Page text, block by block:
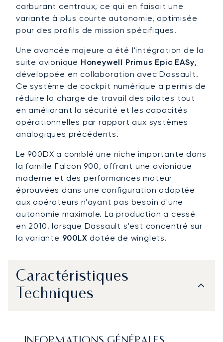
carburant centraux, ce qui en faisait une
variante à plus courte autonomie, optimisée
pour des profils de mission spécifiques.
Une avancée majeure a été l'intégration de la
suite avionique Honeywell Primus Epic EASy,
développée en collaboration avec Dassault.
Ce système de cockpit numérique a permis de
réduire la charge de travail des pilotes tout
en améliorant la sécurité et les capacités
opérationnelles par rapport aux systèmes
analogiques précédents.
Le 900DX a comblé une niche importante dans
la famille Falcon 900, offrant une avionique
moderne et des performances moteur
éprouvées dans une configuration adaptée
aux opérateurs n'ayant pas besoin d'une
autonomie maximale. La production a cessé
en 2010, lorsque Dassault s'est concentré sur
la variante 900LX dotée de winglets.
Caractéristiques
Techniques